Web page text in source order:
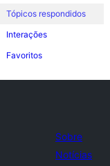
Tópicos respondidos
Interações
Favoritos
Sobre
Notícias